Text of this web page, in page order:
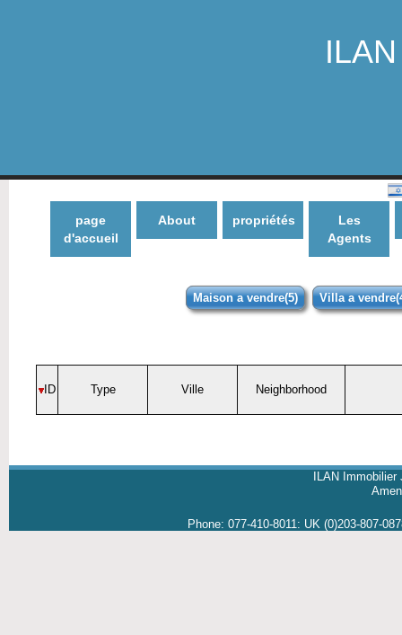
page
d'accueil
About propriétés
Les
Agents
Maison a vendre(5) Villa a
ID Type Ville Neighborhood
ILAN
Phone: 077-410-8011: UK (0)203-807-